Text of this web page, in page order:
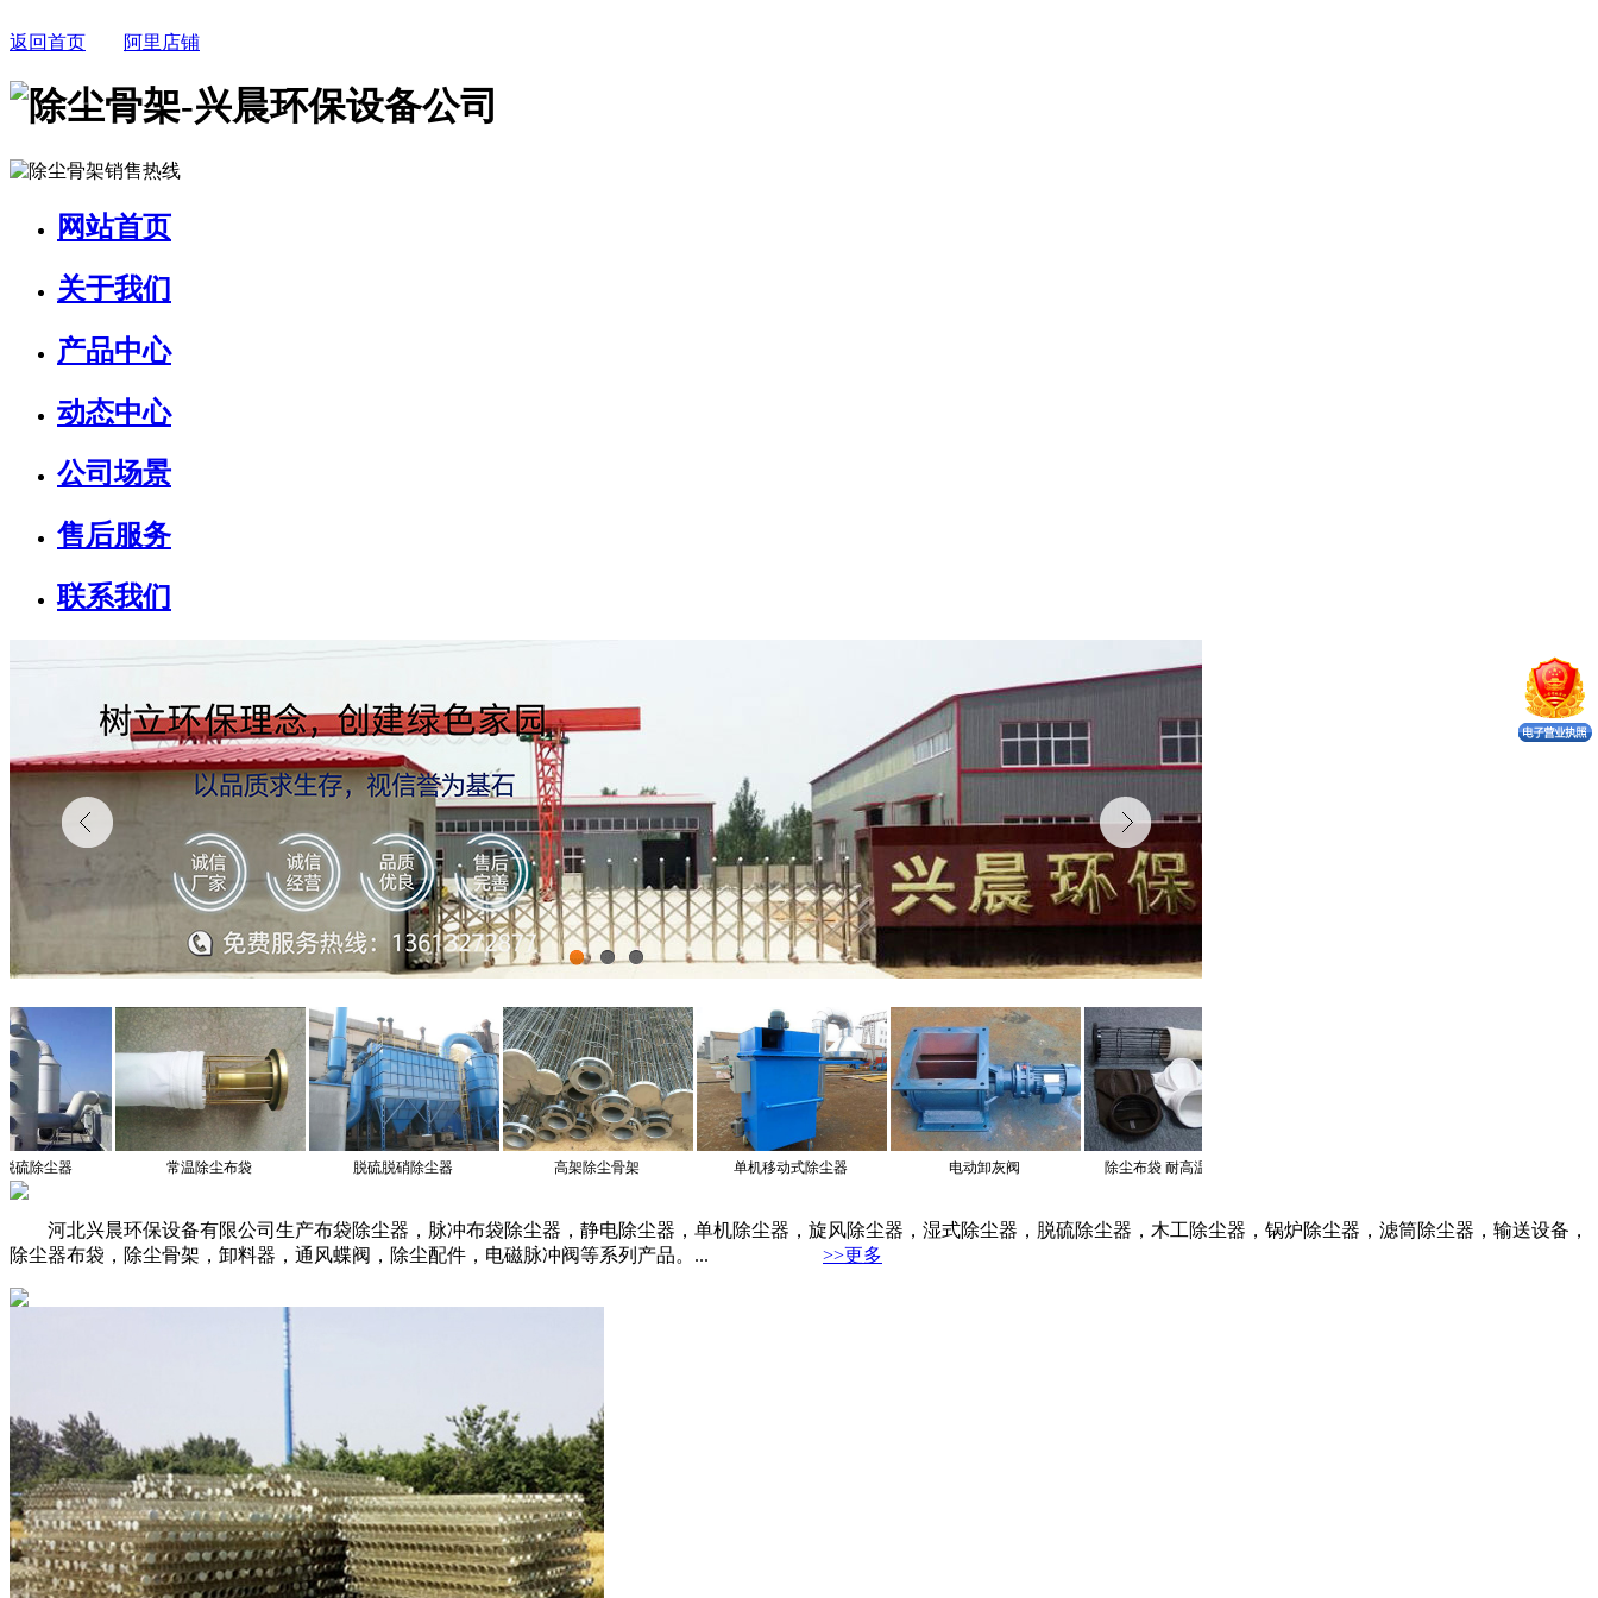
返回首页 阿里店铺
网站首页
关于我们
产品中心
动态中心
公司场景
售后服务
联系我们
尘布袋 脱硫脱硝除尘器 高架除尘骨架 单机移动式除尘器 电动卸灰阀 除尘布袋 耐高温针刺毡 HL斗式提升机
河北兴晨环保设备有限公司生产布袋除尘器，脉冲布袋除尘器，静电除尘器，单机除尘器，旋风除尘器，湿式除尘器，脱硫除尘器，木工除尘器，锅炉除尘器，滤筒除尘器，输送设备，
除尘器布袋，除尘骨架，卸料器，通风蝶阀，除尘配件，电磁脉冲阀等系列产品。... >>更多